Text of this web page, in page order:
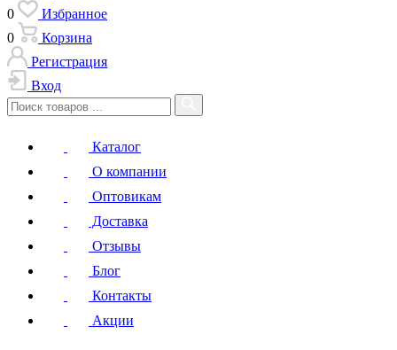
0
Избранное
0
Корзина
Регистрация
Вход
Каталог
О компании
Оптовикам
Доставка
Отзывы
Блог
Контакты
Акции